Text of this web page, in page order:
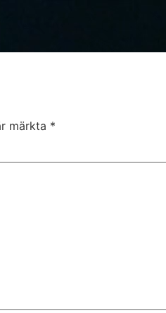
märkta *